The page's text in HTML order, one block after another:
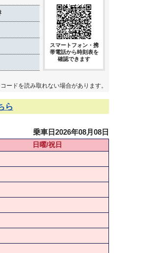
スマートフォン・携
帯電話から時刻表を
確認できます
ードを読み取れない場合があります。
ら
乗車日2026年08月08日
日曜/祝日